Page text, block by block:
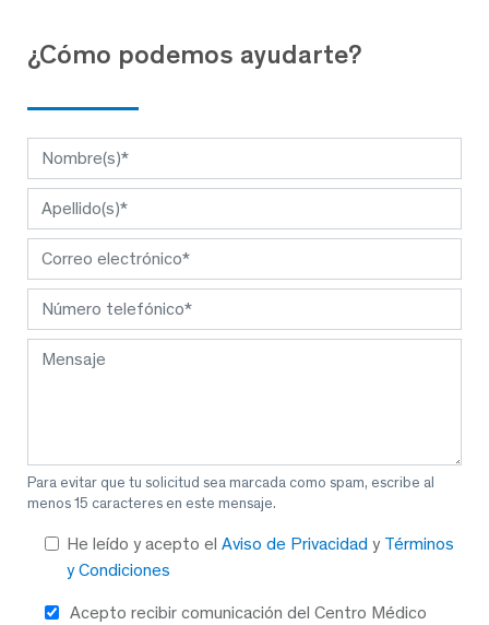
¿Cómo podemos ayudarte?
Para evitar que tu solicitud sea marcada como spam, escribe al
menos 15 caracteres en este mensaje.
He leído y acepto el Aviso de Privacidad y Términos
y Condiciones
Acepto recibir comunicación del Centro Médico